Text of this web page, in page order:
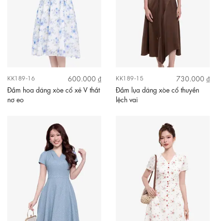
KK189-16
600.000 ₫
Đầm hoa dáng xòe cổ xẻ V thắt
nơ eo
KK189-15
730.000 ₫
Đầm lụa dáng xòe cổ thuyền
lệch vai